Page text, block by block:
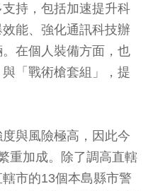
持，包括加速提升科
能、強化通訊科技辦
在個人裝備方面，也
「戰術槍套組」，提
與風險極高，因此今
重加成。除了調高直轄
市的13個本島縣市警